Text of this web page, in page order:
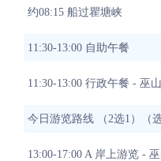
约08:15 船过瞿塘峡
11:30-13:00 自助午餐
11:30-13:00 行政午餐 - 巫
今日游览路线 （2选1）（
13:00-17:00 A 岸上游览 -